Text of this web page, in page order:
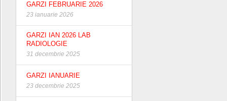
GARZI FEBRUARIE 2026
23 ianuarie 2026
GARZI IAN 2026 LAB
RADIOLOGIE
31 decembrie 2025
GARZI IANUARIE
23 decembrie 2025